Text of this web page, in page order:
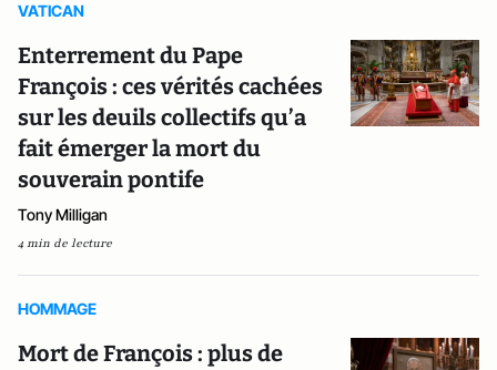
VATICAN
Enterrement du Pape
François : ces vérités cachées
sur les deuils collectifs qu’a
fait émerger la mort du
souverain pontife
Tony Milligan
4 min de lecture
HOMMAGE
Mort de François : plus de